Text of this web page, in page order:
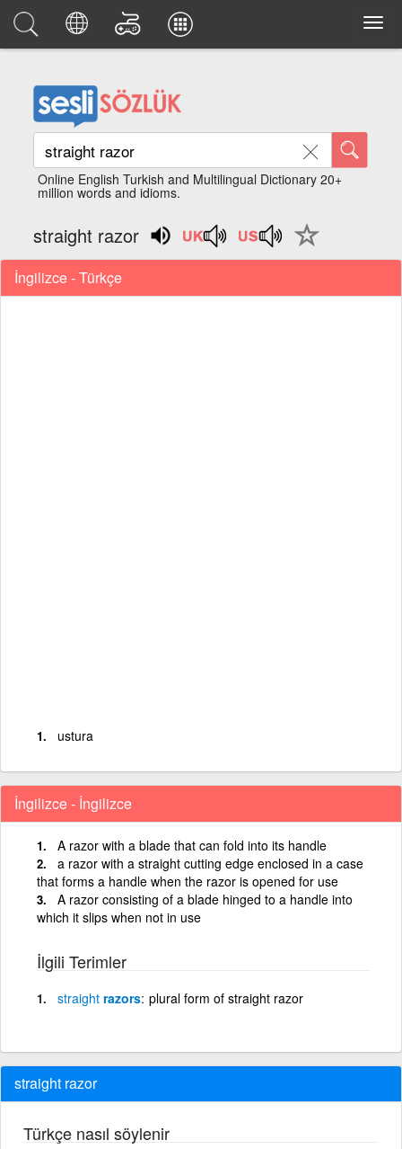
Online English Turkish and Multilingual Dictionary 20+
million words and idioms.
straight razor
İngilizce - Türkçe
ustura
İngilizce - İngilizce
A razor with a blade that can fold into its handle
a razor with a straight cutting edge enclosed in a case
that forms a handle when the razor is opened for use
A razor consisting of a blade hinged to a handle into
which it slips when not in use
İlgili Terimler
straight razors plural form of straight razor
straight razor
Türkçe nasıl söylenir